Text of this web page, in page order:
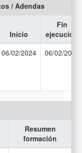
/ Adendas
Inicio
Fin
ejecución
06/02/2024 06/02/2027
Resumen
formación